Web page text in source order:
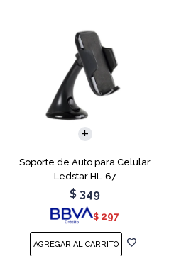
Soporte de Auto para Celular
Ledstar HL-67
$ 349
$ 297